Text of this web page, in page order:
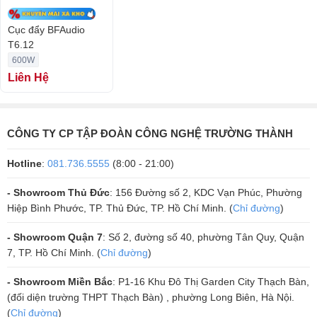
Tác dụng của đường dây IL-N giúp cục đẩy không gây tiếng ồn khi đột
Các mức công suất của cục đẩy BFAudio T6.12 bao gồm 600W/2CH
loa bass lớn nhỏ hoặc loa sub để mang đến những trải nghiệm âm
thanh tuyệt vời cho bạn.
Cục đẩy BFAudio
T6.12
600W
Liên Hệ
CÔNG TY CP TẬP ĐOÀN CÔNG NGHỆ TRƯỜNG THÀNH
Hotline: 081.736.5555 (8:00 - 21:00)
- Showroom Thủ Đức: 156 Đường số 2, KDC Vạn Phúc, Phường
Hiệp Bình Phước, TP. Thủ Đức, TP. Hồ Chí Minh. (Chỉ đường)
- Showroom Quận 7: Số 2, đường số 40, phường Tân Quy, Quận
7, TP. Hồ Chí Minh. (Chỉ đường)
- Showroom Miền Bắc: P1-16 Khu Đô Thị Garden City Thạch Bàn,
(đối diện trường THPT Thạch Bàn) , phường Long Biên, Hà Nội.
(Chỉ đường)